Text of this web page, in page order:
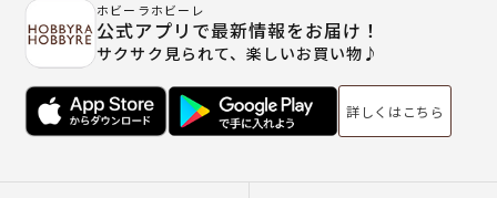
ホビーラホビーレ
公式アプリで最新情報をお届け！
サクサク見られて、楽しいお買い物♪
詳しくはこちら